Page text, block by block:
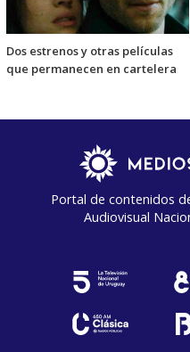
Dos estrenos y otras películas
que permanecen en cartelera
Portal de contenidos
Audiovisual